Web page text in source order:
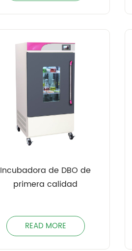
Incubadora de DBO de
primera calidad
READ MORE